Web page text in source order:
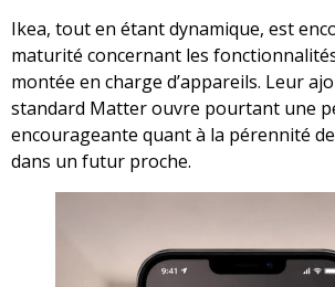
Ikea, tout en étant dynamique, est
maturité concernant les
montée en charge d’appareils. Leur
standard Matter ouvre pourtant une
encourageante quant à la pérennité
dans un futur proche.